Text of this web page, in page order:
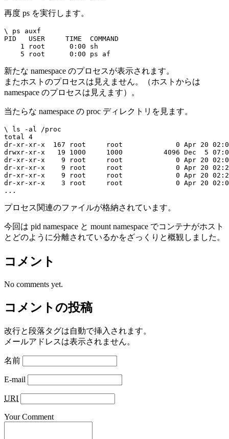
再度 ps を実行します。
\ ps auxf
PID   USER     TIME  COMMAND
    1 root      0:00 sh
新たな namespace のプロセスが表示されます。
またホストのプロセスは見えません。（ホストからは
namespace のプロセスは見えます）。
当たらな namespace の proc ディレクトリを見ます。
\ ls -al /proc
total 4
dr-xr-xr-x  167 root     root             0 Apr 20
drwxr-xr-x   19 1000     1000          4096 Dec  5
dr-xr-xr-x    9 root     root             0 Apr 20
dr-xr-xr-x    9 root     root             0 Apr 20
dr-xr-xr-x    9 root     root             0 Apr 20
dr-xr-xr-x    3 root     root             0 Apr 20
プロセス関連のファイルが格納されています。
今回は pid namespace と mount namespace でコンテナがホスト
とどのように分離されているかをざっくりと概観しました。
コメント
No comments yet.
コメントの投稿
改行と段落タグは自動で挿入されます。
メールアドレスは表示されません。
名前
E-mail
URI
Your Comment